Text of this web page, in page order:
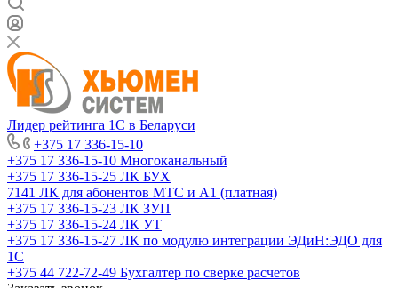
Лидер рейтинга 1С в Беларуси
+375 17 336-15-10
+375 17 336-15-10 Многоканальный
+375 17 336-15-25 ЛК БУХ
7141 ЛК для абонентов МТС и А1 (платная)
+375 17 336-15-23 ЛК ЗУП
+375 17 336-15-24 ЛК УТ
+375 17 336-15-27 ЛК по модулю интеграции ЭДиН:ЭДО для
1С
+375 44 722-72-49 Бухгалтер по сверке расчетов